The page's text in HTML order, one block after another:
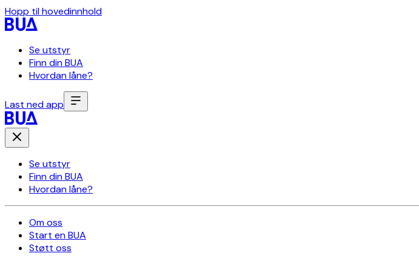
Hopp til hovedinnhold
Se utstyr
Finn din BUA
Hvordan låne?
Last ned app
Se utstyr
Finn din BUA
Hvordan låne?
Om oss
Start en BUA
Støtt oss